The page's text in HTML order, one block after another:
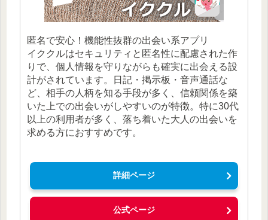
匿名で安心！機能性抜群の出会い系アプリ
イククルはセキュリティと匿名性に配慮された作
りで、個人情報を守りながらも確実に出会える設
計がされています。日記・掲示板・音声通話な
ど、相手の人柄を知る手段が多く、信頼関係を築
いた上での出会いがしやすいのが特徴。特に30代
以上の利用者が多く、落ち着いた大人の出会いを
求める方におすすめです。
詳細ページ
公式ページ